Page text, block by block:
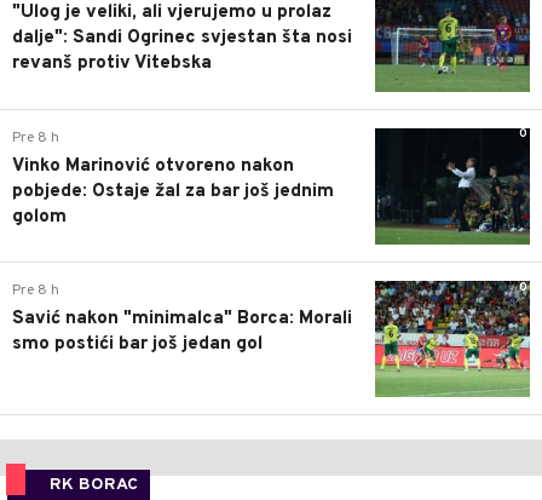
"Ulog je veliki, ali vjerujemo u prolaz
dalje": Sandi Ogrinec svjestan šta nosi
revanš protiv Vitebska
0
Pre 8 h
Vinko Marinović otvoreno nakon
pobjede: Ostaje žal za bar još jednim
golom
0
Pre 8 h
Savić nakon "minimalca" Borca: Morali
smo postići bar još jedan gol
RK BORAC